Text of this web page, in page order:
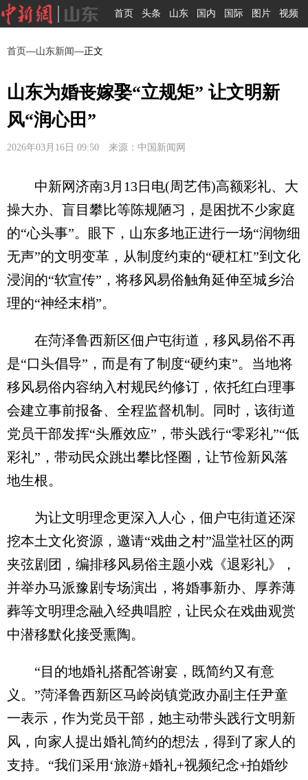
首页 头条 山东 国内 国际 图片 视频
首页—山东新闻—正文
山东为婚丧嫁娶“立规矩” 让文明新
风“润心田”
2026年03月16日 09:50 来源：中国新闻网
中新网济南3月13日电(周艺伟)高额彩礼、大
操大办、盲目攀比等陈规陋习，是困扰不少家庭
的“心头事”。眼下，山东多地正进行一场“润物细
无声”的文明变革，从制度约束的“硬杠杠”到文化
浸润的“软宣传”，将移风易俗触角延伸至城乡治
理的“神经末梢”。
在菏泽鲁西新区佃户屯街道，移风易俗不再
是“口头倡导”，而是有了制度“硬约束”。当地将
移风易俗内容纳入村规民约修订，依托红白理事
会建立事前报备、全程监督机制。同时，该街道
党员干部发挥“头雁效应”，带头践行“零彩礼”“低
彩礼”，带动民众跳出攀比怪圈，让节俭新风落
地生根。
为让文明理念更深入人心，佃户屯街道还深
挖本土文化资源，邀请“戏曲之村”温堂社区的两
夹弦剧团，编排移风易俗主题小戏《退彩礼》，
并举办马派豫剧专场演出，将婚事新办、厚养薄
葬等文明理念融入经典唱腔，让民众在戏曲观赏
中潜移默化接受熏陶。
“目的地婚礼搭配答谢宴，既简约又有意
义。”菏泽鲁西新区马岭岗镇党政办副主任尹童
一表示，作为党员干部，她主动带头践行文明新
风，向家人提出婚礼简约的想法，得到了家人的
支持。“我们采用‘旅游+婚礼+视频纪念+拍婚纱